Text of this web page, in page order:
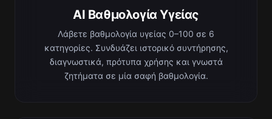
AI Βαθμολογία Υγείας
Λάβετε βαθμολογία υγείας 0–100 σε 6
κατηγορίες. Συνδυάζει ιστορικό συντήρησης,
διαγνωστικά, πρότυπα χρήσης και γνωστά
ζητήματα σε μία σαφή βαθμολογία.